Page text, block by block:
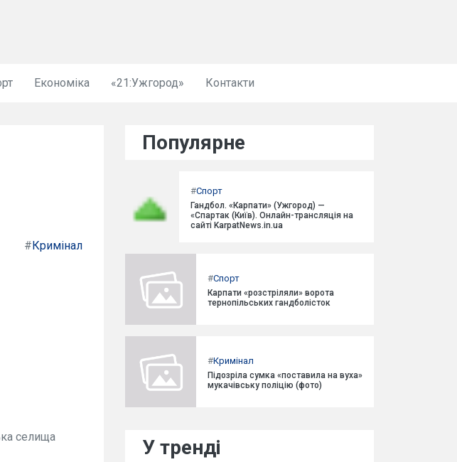
Економіка «21:Ужгород» Контакти
#Кримінал
селища
Популярне
#Спорт
Гандбол. «Карпати» (Ужгород) —
«Спартак (Київ). Онлайн-трансляція на
сайті KarpatNews.in.ua
#Спорт
Карпати «розстріляли» ворота
тернопільських гандболісток
#Кримінал
Підозріла сумка «поставила на вуха»
мукачівську поліцію (фото)
У тренді